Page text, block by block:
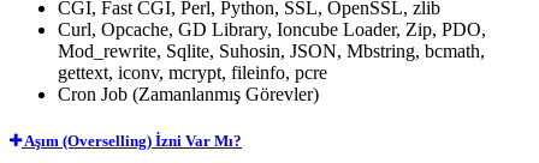
CGI, Fast CGI, Perl, Python, SSL, OpenSSL, zlib
Curl, Opcache, GD Library, Ioncube Loader, Zip, PDO,
Mod_rewrite, Sqlite, Suhosin, JSON, Mbstring, bcmath,
gettext, iconv, mcrypt, fileinfo, pcre
Cron Job (Zamanlanmış Görevler)
Aşım (Overselling) İzni Var Mı?